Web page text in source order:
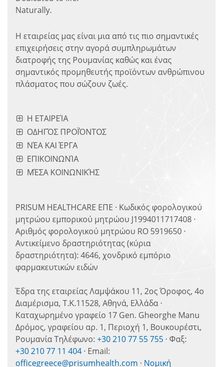
Naturally.
Η εταιρείας μας είναι μια από τις πιο σημαντικές
επιχειρήσεις στην αγορά συμπληρωμάτων
διατροφής της Ρουμανίας καθώς και ένας
σημαντικός προμηθευτής προϊόντων ανθρώπινου
πλάσματος που σώζουν ζωές.
Η ΕΤΑΙΡΕΊΑ
ΟΔΗΓΌΣ ΠΡΟΪΌΝΤΟΣ
ΝΈΑ ΚΑΙ ΈΡΓΑ
ΕΠΙΚΟΙΝΩΝΊΑ
ΜΈΣΑ ΚΟΙΝΩΝΙΚΉΣ
PRISUM HEALTHCARE ΕΠΕ · Κωδικός φορολογικού
μητρώου εμπορικού μητρώου J1994011717408 ·
Αριθμός φορολογικού μητρώου RO 5919650 ·
Αντικείμενο δραστηριότητας (κύρια
δραστηριότητα): 4646, χονδρικό εμπόριο
φαρμακευτικών ειδών
Έδρα της εταιρείας Λαμψάκου 11, 2ος Όροφος, 4ο
Διαμέρισμα, Τ.Κ.11528, Αθηνά, Ελλάδα ·
Καταχωρημένο γραφείο 17 Gen. Gheorghe Manu
Δρόμος, γραφείου αρ. 1, Περιοχή 1, Βουκουρέστι,
Ρουμανία Τηλέφωνο: +30 210 77 55 755 · Φαξ:
+30 210 77 11 404 · Email:
officegreece@prisumhealth.com · Νομική